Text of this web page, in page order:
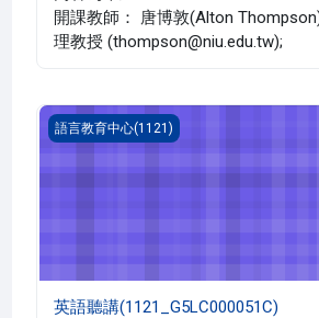
開課教師： 唐博敦(Alton
理教授 (thompson@niu.edu.tw);
英語聽講(1121_G5LC000051C)
語言教育中心(1121)
英語聽講(1121_G5LC000051C)